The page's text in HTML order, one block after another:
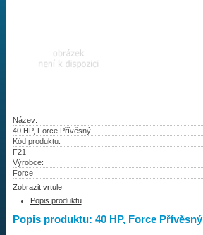
Najít vrtuli
Vrtule
Kontakty
Aktuality
Název:
40 HP, Force Přívěsný
Kód produktu:
F21
Výrobce:
Force
Zobrazit vrtule
Popis produktu
Popis produktu: 40 HP, Force Přívěsný